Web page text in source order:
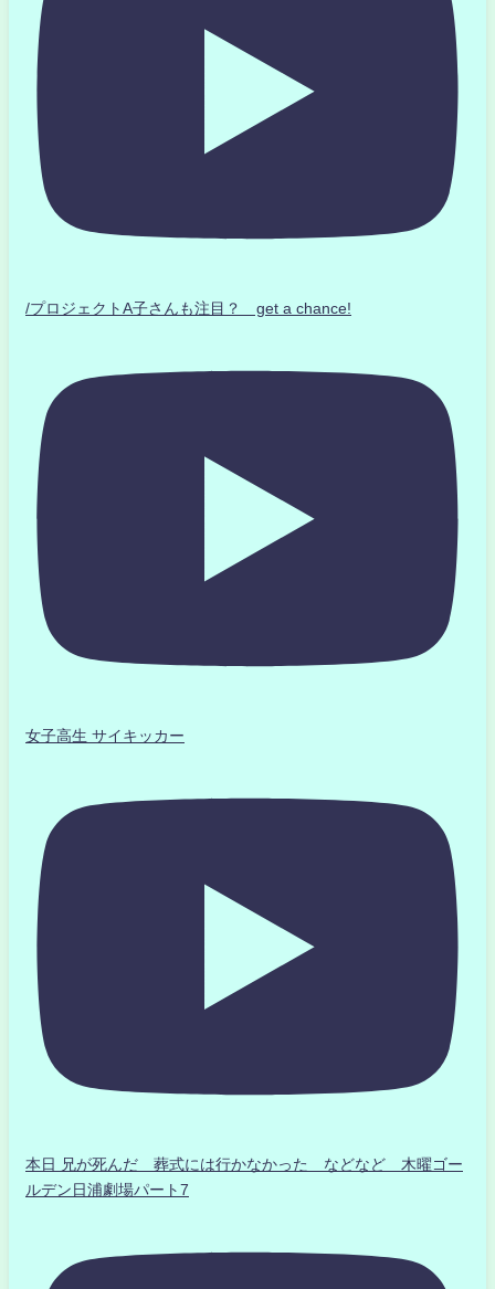
/プロジェクトA子さんも注目？ get a chance!
女子高生 サイキッカー
本日 兄が死んだ 葬式には行かなかった などなど 木曜ゴー
ルデン日浦劇場パート7